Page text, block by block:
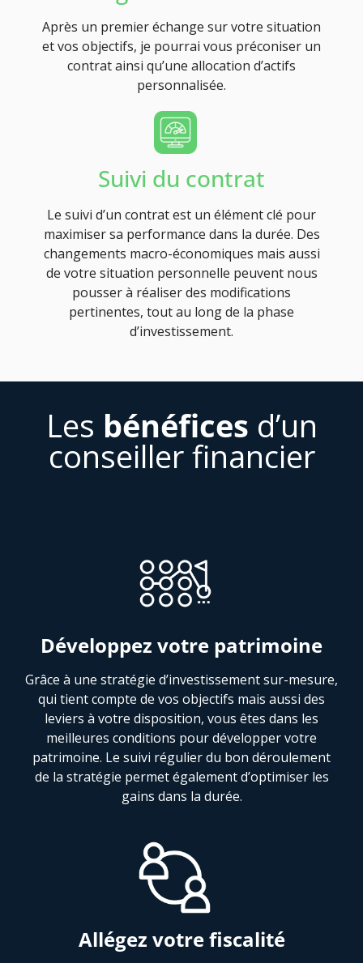
Après un premier échange sur votre situation
et vos objectifs, je pourrai vous préconiser un
contrat ainsi qu’une allocation d’actifs
personnalisée.
Suivi du contrat
Le suivi d’un contrat est un élément clé pour
maximiser sa performance dans la durée. Des
changements macro-économiques mais aussi
de votre situation personnelle peuvent nous
pousser à réaliser des modifications
pertinentes, tout au long de la phase
d’investissement.
Les bénéfices d’un
conseiller financier
Développez votre patrimoine
Grâce à une stratégie d’investissement sur-mesure,
qui tient compte de vos objectifs mais aussi des
leviers à votre disposition, vous êtes dans les
meilleures conditions pour développer votre
patrimoine. Le suivi régulier du bon déroulement
de la stratégie permet également d’optimiser les
gains dans la durée.
Allégez votre fiscalité